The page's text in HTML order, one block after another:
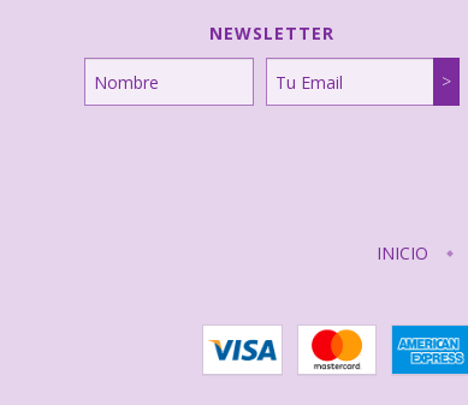
NEWSLETTER
INICIO